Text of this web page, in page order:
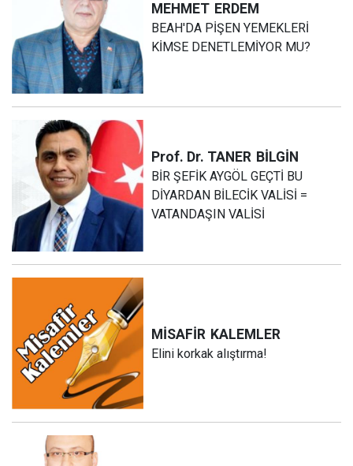
MEHMET ERDEM
BEAH'DA PİŞEN YEMEKLERİ
KİMSE DENETLEMİYOR MU?
Prof. Dr. TANER BİLGİN
BİR ŞEFİK AYGÖL GEÇTİ BU
DİYARDAN BİLECİK VALİSİ =
VATANDAŞIN VALİSİ
MİSAFİR KALEMLER
Elini korkak alıştırma!